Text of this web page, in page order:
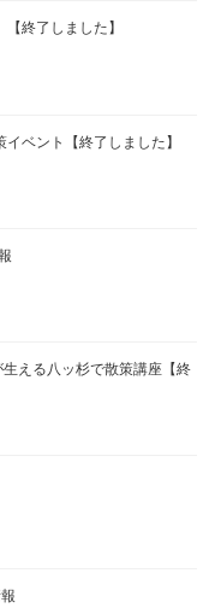
終了しました】
ベント【終了しました】
える八ッ杉で散策講座【終